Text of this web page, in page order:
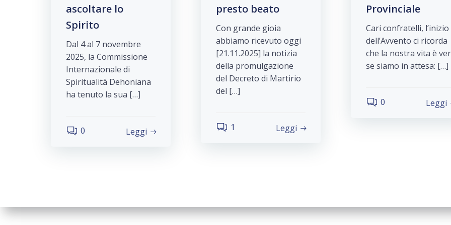
ascoltare lo
Spirito
Dal 4 al 7 novembre
2025, la Commissione
Internazionale di
Spiritualità Dehoniana
ha tenuto la sua […]
0 Leggi
presto beato
Con grande gioia
abbiamo ricevuto oggi
[21.11.2025] la notizia
della promulgazione
del Decreto di Martirio
del […]
1 Leggi
Provinciale
Cari confratelli, l’inizio
dell’Avvento ci ricorda
che la nostra vita è
se siamo in attesa: […]
0 Leggi